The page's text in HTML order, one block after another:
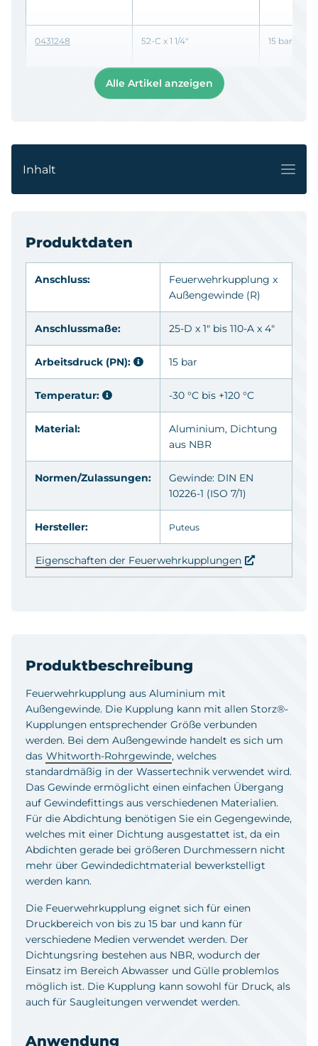
0431248 52-C x 1 1/4" 15 bar
0431250 52-C x 2" 15 bar
0431275 75-B x 3"
0431290 110-A x 4" 15 bar
In den Warenkorb
Alle Artikel anzeigen
Inhalt
Produktbeschreibung
Feuerwehrkupplung aus Aluminium mit
Außengewinde. Die Kupplung kann mit allen Storz®-
Kupplungen entsprechender Größe verbunden
werden. Bei dem Außengewinde handelt es sich um
das Whitworth-Rohrgewinde, welches
standardmäßig in der Wassertechnik verwendet wird.
Das Gewinde ermöglicht einen einfachen Übergang
auf Gewindefittings aus verschiedenen Materialien.
Für die Abdichtung benötigen Sie ein Gegengewinde,
welches mit einer Dichtung ausgestattet ist, da ein
Abdichten gerade bei größeren Durchmessern nicht
mehr über Gewindedichtmaterial bewerkstelligt
werden kann.
Die Feuerwehrkupplung eignet sich für einen
Druckbereich von bis zu 15 bar und kann für
verschiedene Medien verwendet werden. Der
Dichtungsring bestehen aus NBR, wodurch der
Einsatz im Bereich Abwasser und Gülle problemlos
möglich ist. Die Kupplung kann sowohl für Druck, als
auch für Saugleitungen verwendet werden.
Anwendung
Produktdaten
Anschluss: Feuerwehrkupplung x
Außengewinde (R)
Anschlussmaße: 25-D x 1" bis 110-A x 4"
Arbeitsdruck (PN): 15 bar
Temperatur: -30 °C bis +120 °C
Material: Aluminium, Dichtung
aus NBR
Normen/Zulassungen:
Gewinde: DIN EN
10226-1 (ISO 7/1)
Hersteller: Puteus
Eigenschaften der Feuerwehrkupplungen